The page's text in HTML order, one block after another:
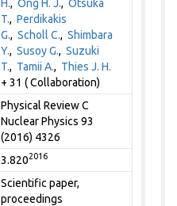
H.,Ong H. J.,Otsuka
T.,Perdikakis
G.,Scholl C.,Shimbara
Y.,Susoy G.,Suzuki
T., Tamii A., Thies J. H.
+ 31 ( Collaboration)
Physical Review C
Nuclear Physics 93
(2016) 4326
3.8202016
Scientific paper,
proceedings